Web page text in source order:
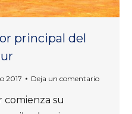
principal del
2017 Deja un comentario
comienza su